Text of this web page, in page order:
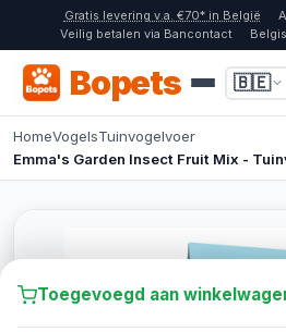
Gratis levering v.a. €70* in België
Veilig betalen via Bancontact
Bopets 🇧🇪
HomeVogelsTuinvogelvoer
Emma's Garden Insect Fruit Mix -
Toegevoegd aan